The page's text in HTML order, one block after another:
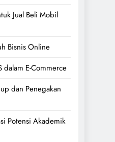
Jual Beli Mobil
Bisnis Online
dalam E-Commerce
dan Penegakan
Potensi Akademik